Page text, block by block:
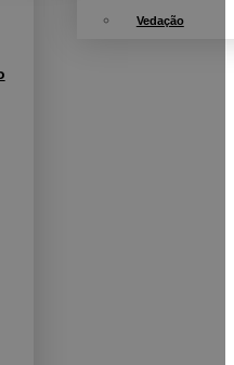
Vedação